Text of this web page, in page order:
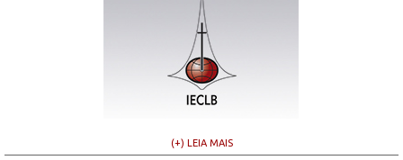
(+) LEIA MAIS